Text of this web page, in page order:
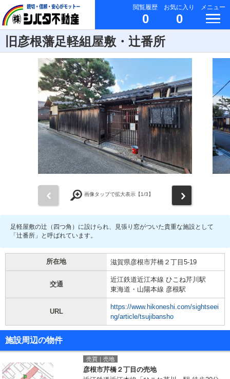
閲覧履歴
0
お気に入り
0
メニュー
旧彦根藩足軽組屋敷・辻番所
画像タップで拡大表示【1/3】
足軽屋敷の辻（四つ角）に設けられ、見張り窓がついた貴重な施設として
「辻番所」と呼ばれています。
所在地 滋賀県彦根市芹橋２丁目5-19
交通
近江鉄道近江本線 ひこね芹川駅
東海道・山陽本線 彦根駅
URL
https://www.hikoneshi.com/sightseei
ng/article/tsujibansho
施設周辺の物件
売買｜売地
彦根市芹橋２丁目の売地